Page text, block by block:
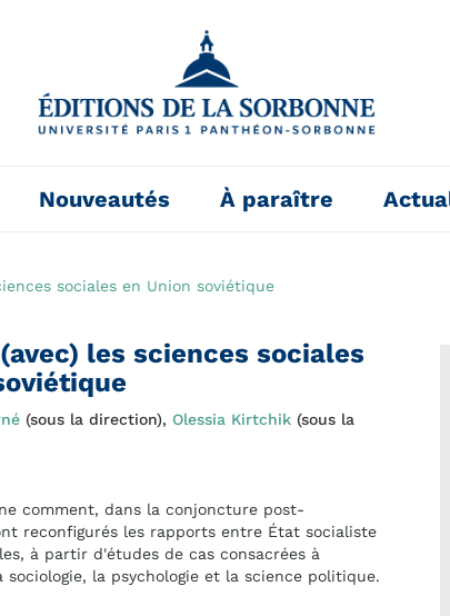
Nouveautés À paraître
sociales en Union soviétique
les sciences sociales
(sous la direction), Olessia Kirtchik (sous la
comment, dans la conjoncture post-
reconfigurés les rapports entre État socialiste
à partir d'études de cas consacrées à
sociologie, la psychologie et la science politique.